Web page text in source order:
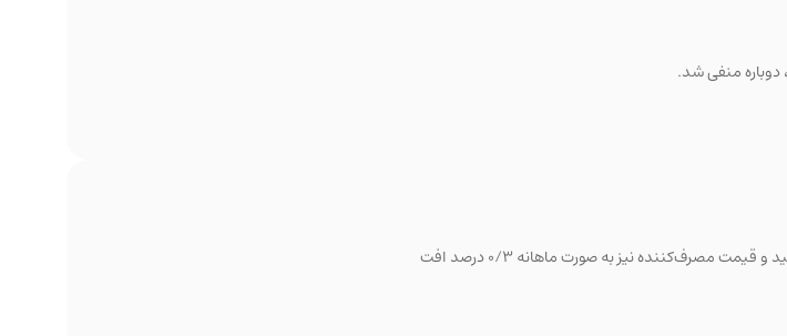
تورم سالانه جمهوری چک در ژوئن ۲۰۲۶ با کاهش به ۱/۵ درصد، به پایین‌ترین سطح چهار ماه اخیر رسید و قیمت مصرف‌کننده نیز به صورت ماهانه ۰/۳ درصد افت